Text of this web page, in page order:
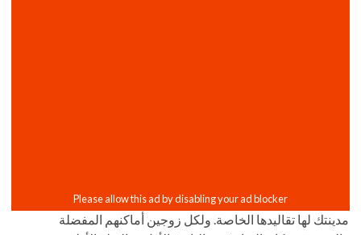
مدينتك لها تقاليدها الخاصة. ولكل زوجين أماكنهم المفضلة